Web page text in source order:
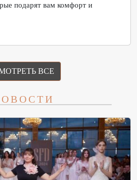
подарят вам комфорт и
ВСЕ